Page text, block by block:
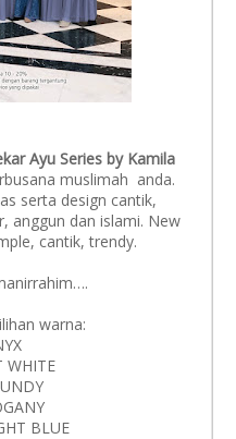
Ayu Series by Kamila
muslimah anda.
serta design cantik,
anggun dan islami. New
cantik, trendy.
warna:
WHITE
BLUE